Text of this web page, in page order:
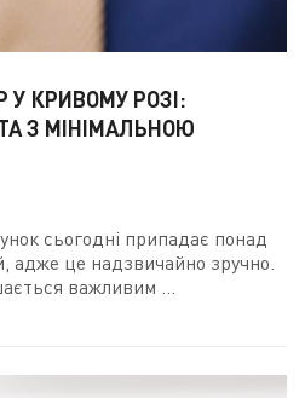
У КРИВОМУ РОЗІ:
З МІНІМАЛЬНОЮ
сьогодні припадає понад
адже це надзвичайно зручно.
важливим ...